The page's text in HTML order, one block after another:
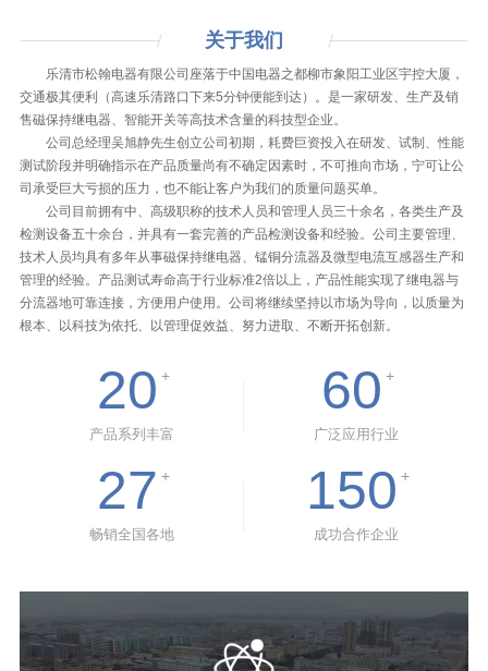
关于我们
乐清市松翰电器有限公司座落于中国电器之都柳市象阳工业区宇控大厦，
交通极其便利（高速乐清路口下来5分钟便能到达）。是一家研发、生产及销
售磁保持继电器、智能开关等高技术含量的科技型企业。
公司总经理吴旭静先生创立公司初期，耗费巨资投入在研发、试制、性能
测试阶段并明确指示在产品质量尚有不确定因素时，不可推向市场，宁可让公
司承受巨大亏损的压力，也不能让客户为我们的质量问题买单。
公司目前拥有中、高级职称的技术人员和管理人员三十余名，各类生产及
检测设备五十余台，并具有一套完善的产品检测设备和经验。公司主要管理、
技术人员均具有多年从事磁保持继电器、锰铜分流器及微型电流互感器生产和
管理的经验。产品测试寿命高于行业标准2倍以上，产品性能实现了继电器与
分流器地可靠连接，方便用户使用。公司将继续坚持以市场为导向，以质量为
根本、以科技为依托、以管理促效益、努力进取、不断开拓创新。
20 +
产品系列丰富
60 +
广泛应用行业
27 +
畅销全国各地
150 +
成功合作企业